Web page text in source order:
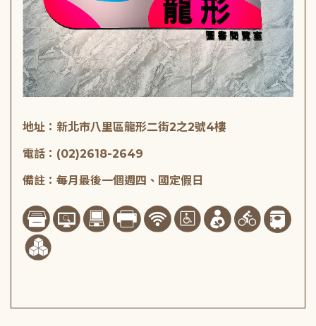
地址：新北市八里區龍形二街2之2號4樓
電話：(02)2618-2649
備註：每月最後一個週四、國定假日